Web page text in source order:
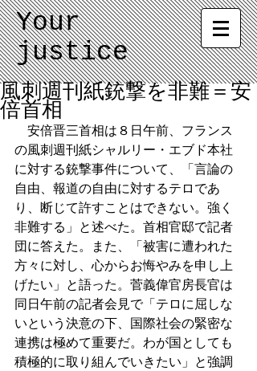
Your
justice
風刺週刊紙銃撃を非難＝安
倍首相
安倍晋三首相は８日午前、フランス
の風刺週刊紙シャルリー・エブド本社
に対する銃撃事件について、「言論の
自由、報道の自由に対するテロであ
り、断じて許すことはできない。強く
非難する」と述べた。首相官邸で記者
団に答えた。また、「被害に遭われた
方々に対し、心からお悔やみを申し上
げたい」と語った。菅義偉官房長官は
同日午前の記者会見で「テロに屈しな
いという決意の下、国際社会の緊密な
連携は極めて重要だ。わが国としても
積極的に取り組んでいきたい」と強調